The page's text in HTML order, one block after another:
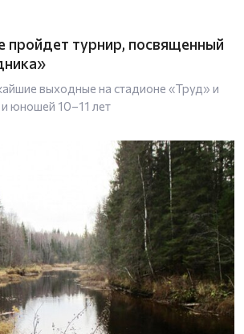
пройдет турнир, посвященный
выходные на стадионе «Труд» и
юношей 10–11 лет